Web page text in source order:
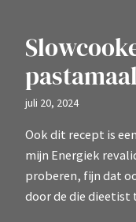
juli 20, 2024
Ook dit recept is
mijn Energiek
proberen, fijn dat
door de die